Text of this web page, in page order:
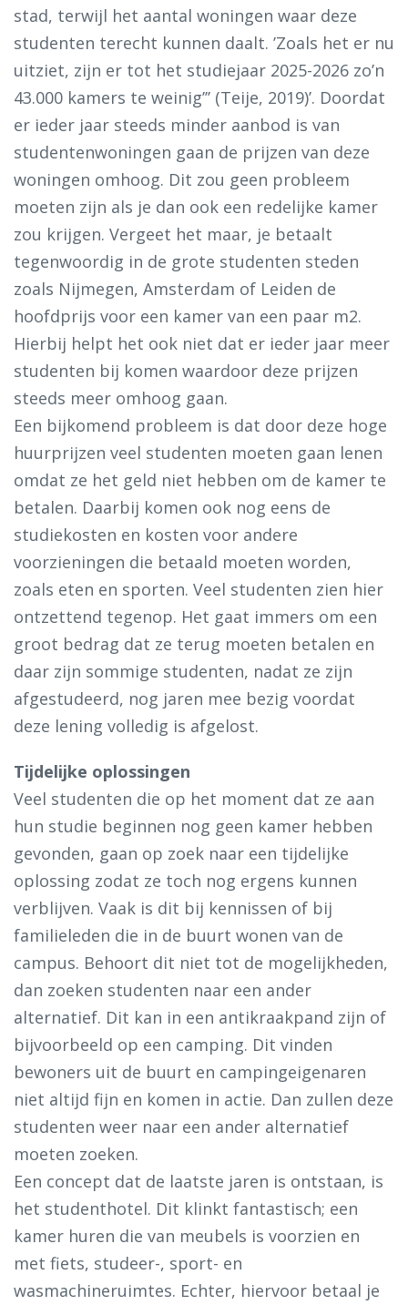
stad, terwijl het aantal woningen waar deze
studenten terecht kunnen daalt. ’Zoals het er nu
uitziet, zijn er tot het studiejaar 2025-2026 zo’n
43.000 kamers te weinig’’’ (Teije, 2019)’. Doordat
er ieder jaar steeds minder aanbod is van
studentenwoningen gaan de prijzen van deze
woningen omhoog. Dit zou geen probleem
moeten zijn als je dan ook een redelijke kamer
zou krijgen. Vergeet het maar, je betaalt
tegenwoordig in de grote studenten steden
zoals Nijmegen, Amsterdam of Leiden de
hoofdprijs voor een kamer van een paar m2.
Hierbij helpt het ook niet dat er ieder jaar meer
studenten bij komen waardoor deze prijzen
steeds meer omhoog gaan.
Een bijkomend probleem is dat door deze hoge
huurprijzen veel studenten moeten gaan lenen
omdat ze het geld niet hebben om de kamer te
betalen. Daarbij komen ook nog eens de
studiekosten en kosten voor andere
voorzieningen die betaald moeten worden,
zoals eten en sporten. Veel studenten zien hier
ontzettend tegenop. Het gaat immers om een
groot bedrag dat ze terug moeten betalen en
daar zijn sommige studenten, nadat ze zijn
afgestudeerd, nog jaren mee bezig voordat
deze lening volledig is afgelost.
Tijdelijke oplossingen
Veel studenten die op het moment dat ze aan
hun studie beginnen nog geen kamer hebben
gevonden, gaan op zoek naar een tijdelijke
oplossing zodat ze toch nog ergens kunnen
verblijven. Vaak is dit bij kennissen of bij
familieleden die in de buurt wonen van de
campus. Behoort dit niet tot de mogelijkheden,
dan zoeken studenten naar een ander
alternatief. Dit kan in een antikraakpand zijn of
bijvoorbeeld op een camping. Dit vinden
bewoners uit de buurt en campingeigenaren
niet altijd fijn en komen in actie. Dan zullen deze
studenten weer naar een ander alternatief
moeten zoeken.
Een concept dat de laatste jaren is ontstaan, is
het studenthotel. Dit klinkt fantastisch; een
kamer huren die van meubels is voorzien en
met fiets, studeer-, sport- en
wasmachineruimtes. Echter, hiervoor betaal je